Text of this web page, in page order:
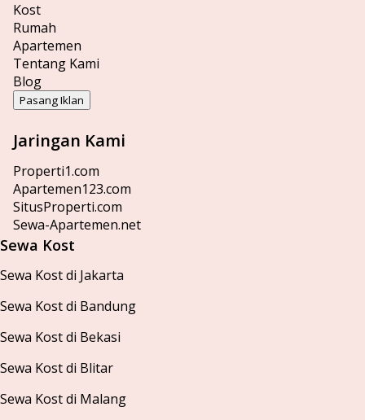
Kost
Rumah
Apartemen
Tentang Kami
Blog
Pasang Iklan
Jaringan Kami
Properti1.com
Apartemen123.com
SitusProperti.com
Sewa-Apartemen.net
Sewa Kost
Sewa Kost di Jakarta
Sewa Kost di Bandung
Sewa Kost di Bekasi
Sewa Kost di Blitar
Sewa Kost di Malang